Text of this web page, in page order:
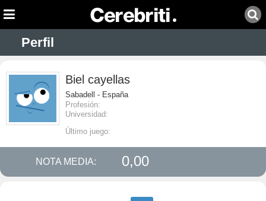
Perfil
Biel cayellas
Sabadell - España
Profesión:
Universidad:
Último juego:
NOTA MEDIA: 0,00